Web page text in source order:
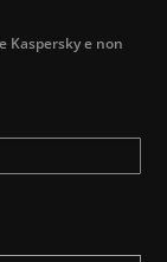
Kaspersky e non